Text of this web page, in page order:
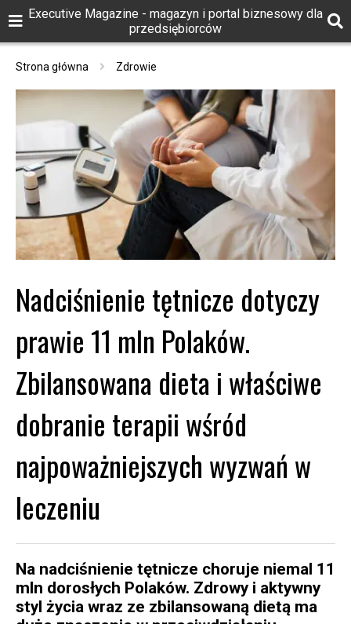
Executive Magazine - magazyn i portal biznesowy dla
przedsiębiorców
Strona główna Zdrowie
Nadciśnienie tętnicze dotyczy
prawie 11 mln Polaków.
Zbilansowana dieta i właściwe
dobranie terapii wśród
najpoważniejszych wyzwań w
leczeniu
Na nadciśnienie tętnicze choruje niemal 11
mln dorosłych Polaków. Zdrowy i aktywny
styl życia wraz ze zbilansowaną dietą ma